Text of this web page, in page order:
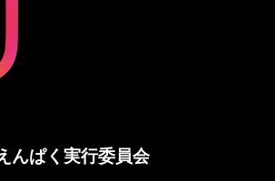
んぱく実行委員会